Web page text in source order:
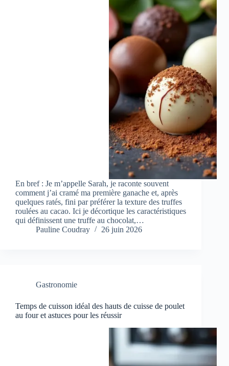
En bref : Je m’appelle Sarah, je raconte souvent
comment j’ai cramé ma première ganache et, après
quelques ratés, fini par préférer la texture des truffes
roulées au cacao. Ici je décortique les caractéristiques
qui définissent une truffe au chocolat,…
Pauline Coudray
26 juin 2026
Gastronomie
Temps de cuisson idéal des hauts de cuisse de poulet
au four et astuces pour les réussir